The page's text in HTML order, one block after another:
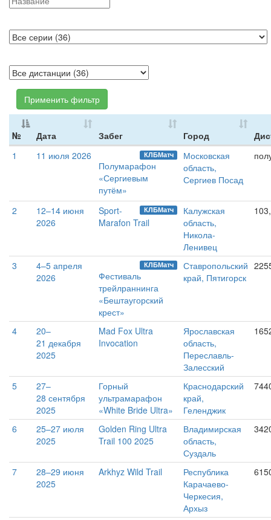
Применить фильтр
№ Дата Забег Город
1
11 июля 2026 КЛБМатч
Полумарафон
«Сергиевым
путём»
Московская
область,
Сергиев Посад
2
12–14 июня
2026
КЛБМатч
Sport-
Marafon Trail
Калужская
область,
Никола-
Ленивец
3
4–5 апреля
2026
КЛБМатч
Фестиваль
трейлраннинга
«Бештаугорский
крест»
Ставропольский
край, Пятигорск
4
20–
21 декабря
2025
Mad Fox Ultra
Invocation
Ярославская
область,
Переславль-
Залесский
5
27–
28 сентября
2025
Горный
ультрамарафон
«White Bride Ultra»
Краснодарский
край,
Геленджик
6
25–27 июля
2025
Golden Ring Ultra
Trail 100 2025
Владимирская
область,
Суздаль
7
28–29 июня
2025
Arkhyz Wild Trail
Республика
Карачаево-
Черкесия,
Архыз